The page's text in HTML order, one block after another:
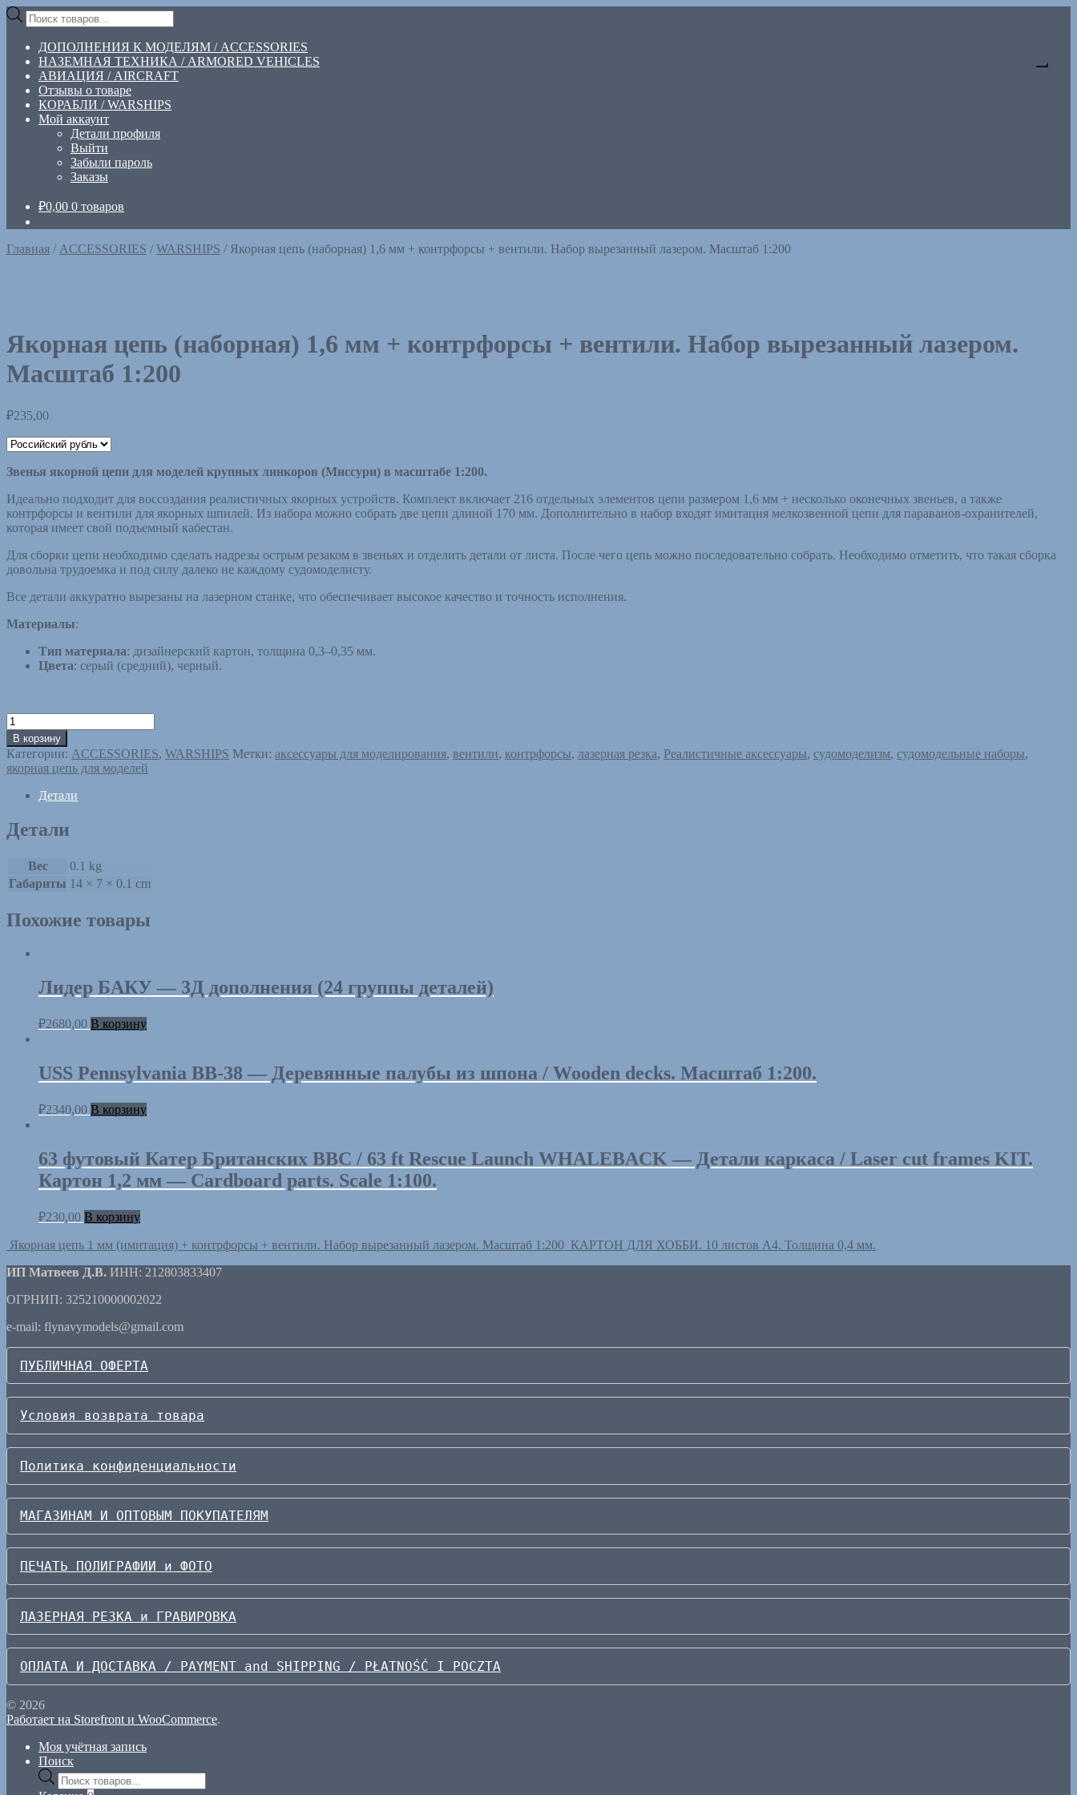
Перейти
навигации
Перейти
содержимому
Поиск
товаров
ДОПОЛНЕНИЯ К МОДЕЛЯМ / ACCESSORIES
НАЗЕМНАЯ ТЕХНИКА / ARMORED VEHICLES
АВИАЦИЯ / AIRCRAFT
Отзывы о товаре
КОРАБЛИ / WARSHIPS
Мой аккаунт
Детали профиля
Выйти
Забыли пароль
Заказы
₽0,00 0 товаров
Главная / ACCESSORIES /WARSHIPS / Якорная цепь (наборная) 1,6 мм + контрфорсы + вентили. Набор вырезанный лазером. Масштаб 1:200
Якорная цепь (наборная) 1,6 мм + контрфорсы + вентили. Набор вырезанный лазером.
Масштаб 1:200
₽235,00
Звенья якорной цепи для моделей крупных линкоров (Миссури) в масштабе 1:200.
Идеально подходит для воссоздания реалистичных якорных устройств. Комплект включает 216 отдельных элементов цепи размером 1,6 мм + несколько оконечных звеньев, а также
контрфорсы и вентили для якорных шпилей. Из набора можно собрать две цепи длиной 170 мм. Дополнительно в набор входят имитация мелкозвенной цепи для параванов-охранителей,
которая имеет свой подъемный кабестан.
Для сборки цепи необходимо сделать надрезы острым резаком в звеньях и отделить детали от листа. После чего цепь можно последовательно собрать. Необходимо отметить, что такая сборка
довольна трудоемка и под силу далеко не каждому судомоделисту.
Все детали аккуратно вырезаны на лазерном станке, что обеспечивает высокое качество и точность исполнения.
Материалы:
Тип материала: дизайнерский картон, толщина 0,3–0,35 мм.
Цвета: серый (средний), черный.
Количество
товара
Якорная
цепь
(наборная)
+
контрфорсы
вентили.
Набор
вырезанный
Масштаб
В корзину
Категории: ACCESSORIES, WARSHIPS Метки: аксессуары для моделирования, вентили, контрфорсы, лазерная резка, Реалистичные аксессуары, судомоделизм, судомодельные наборы,
якорная цепь для моделей
Детали
Детали
Вес
0.1 kg
Габариты 14 × 7 × 0.1 cm
Похожие товары
Лидер БАКУ — 3Д дополнения (24 группы деталей)
₽2680,00 В корзину
USS Pennsylvania BB-38 — Деревянные палубы из шпона / Wooden decks. Масштаб 1:200.
₽2340,00 В корзину
63 футовый Кaтeр Британских ВВС / 63 ft Rescue Launch WHALEBACK — Детали каркаса / Laser cut frames KIT.
Картон 1,2 мм — Cardboard parts. Scale 1:100.
₽230,00 В корзину
Якорная цепь 1 мм (имитация) + контрфорсы + вентили. Набор вырезанный лазером. Масштаб 1:200 КАРТОН ДЛЯ ХОББИ. 10 листов А4. Толщина 0,4 мм.
ИП Матвеев Д.В. ИНН: 212803833407
ОГРНИП: 325210000002022
e-mail: flynavymodels@gmail.com
ПУБЛИЧНАЯ ОФЕРТА
Условия возврата товара
Политика конфиденциальности
МАГАЗИНАМ И ОПТОВЫМ ПОКУПАТЕЛЯМ
ПЕЧАТЬ ПОЛИГРАФИИ и ФОТО
ЛАЗЕРНАЯ РЕЗКА и ГРАВИРОВКА
ОПЛАТА И ДОСТАВКА / PAYMENT and SHIPPING / PŁATNOŚĆ I POCZTA
© 2026
Работает на Storefront и WooCommerce.
Моя учётная запись
Поиск
Поиск
товаров